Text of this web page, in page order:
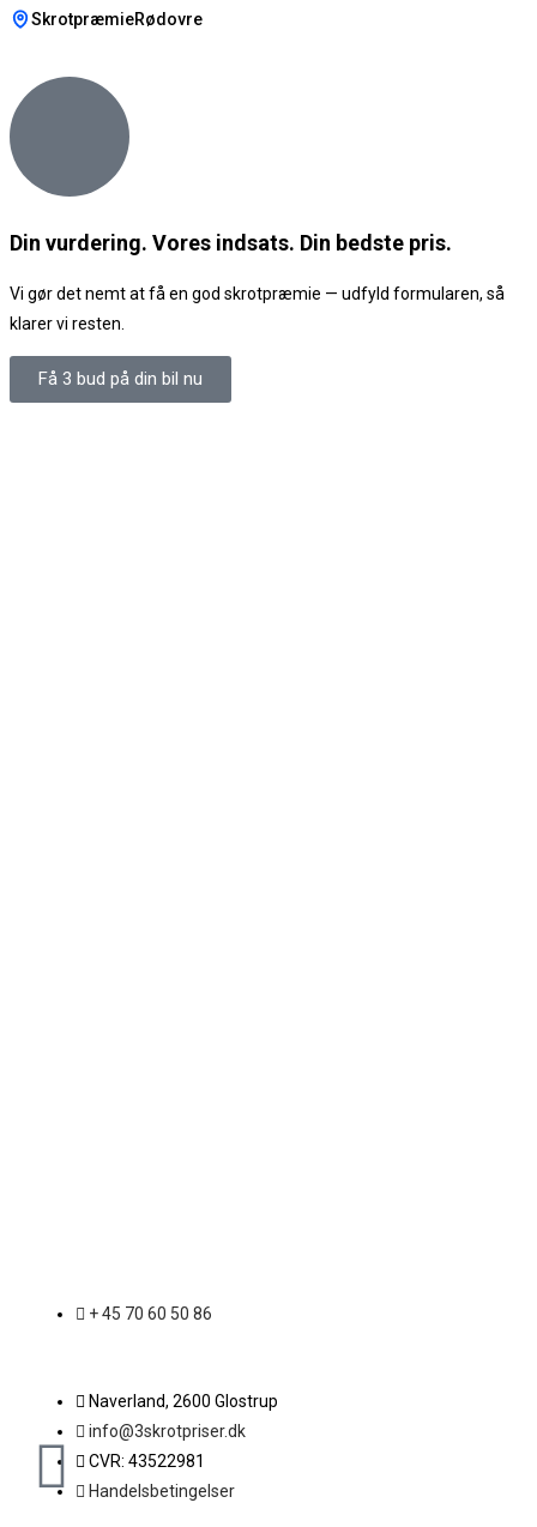
SkrotpræmieRødovre
Din vurdering. Vores indsats. Din bedste pris.
Vi gør det nemt at få en god skrotpræmie — udfyld formularen, så
klarer vi resten.
Få 3 bud på din bil nu
+ 45 70 60 50 86
Naverland, 2600 Glostrup
info@3skrotpriser.dk
CVR: 43522981
Handelsbetingelser